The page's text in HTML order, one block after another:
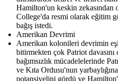
Hamilton'un keskin
College'da resmi olarak eğitim
bağış istedi.
Amerikan Devrimi
Amerikan kolonileri devrimin
bitirmekten çok Patriot
bağımsızlık mücadelelerinde
ve Kıta Ordusu'nun
potansiyelini gördü ve